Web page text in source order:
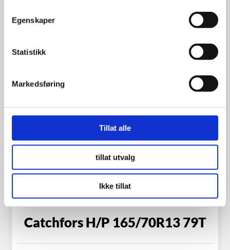
Egenskaper
Statistikk
Markedsføring
Tillat alle
tillat utvalg
Ikke tillat
Catchfors H/P 165/70R13 79T